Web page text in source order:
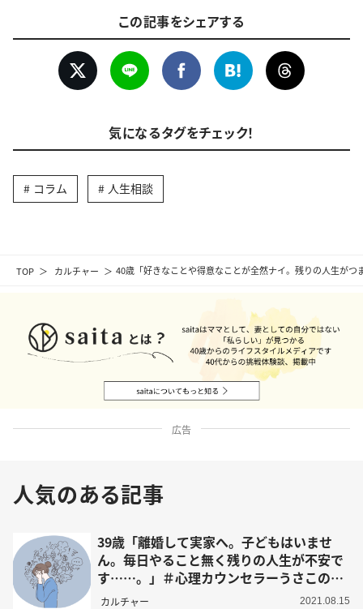
TOP カルチャー 40歳「好きなことや得意なことが全然ナイ。残りの人生が
この記事をシェアする
気になるタグをチェック！
コラム 人生相談
広告
人気のある記事
39歳「離婚して実家へ。子どもはいませ
ん。毎日やること無く残りの人生が不安で
す……。」＃心理カウンセラーうさこの心
を軽くする考え方
カルチャー 2021.08.15